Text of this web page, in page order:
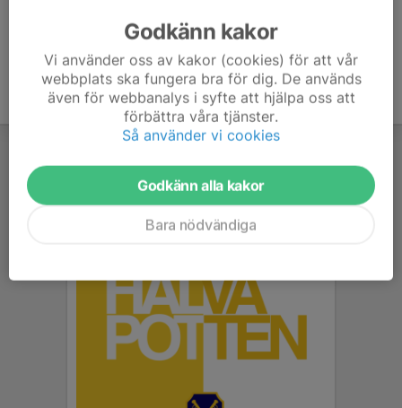
Godkänn kakor
Vi använder oss av kakor (cookies) för att vår
webbplats ska fungera bra för dig. De används
även för webbanalys i syfte att hjälpa oss att
förbättra våra tjänster.
Så använder vi cookies
Godkänn alla kakor
Bara nödvändiga